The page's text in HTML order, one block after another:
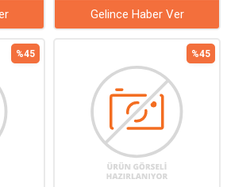
Gelince Haber Ver
%45 %45